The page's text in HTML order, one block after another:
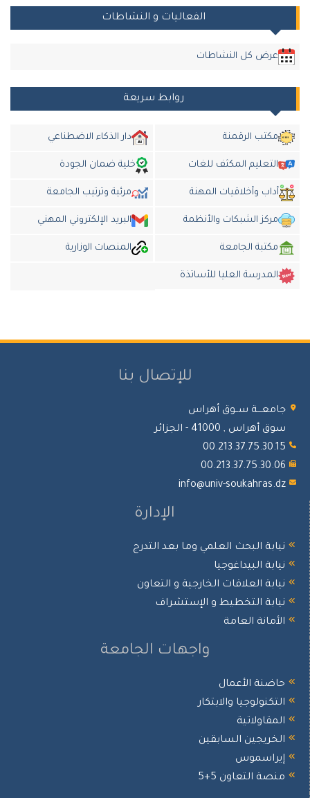
الفعاليات و النشاطات
عرض كل النشاطات
روابط سريعة
مكتب الرقمنة دار الذكاء الاضطناعي
التعليم المكثف للغات خلية ضمان الجودة
أداب وأخلاقيات المهنة مرئية وترتيب الجامعة
مركز الشبكات والأنظمة البريد الإلكتروني المهني
مكتبة الجامعة المنصات الوزارية
المدرسة العليا للأساتذة
للإتصال بنا
جامعـــة ســوق أهراس
سوق أهراس , 41000 - الجزائر
00.213.37.75.30.15
00.213.37.75.30.06
info@univ-soukahras.dz
الإدارة
نيابة البحث العلمي وما بعد التدرج
نيابة البيداغوجيا
نيابة العلاقات الخارجية و التعاون
نيابة التخطيط و الإستشراف
الأمانة العامة
واجهات الجامعة
حاضنة الأعمال
التكنولوجيا والابتكار
المقاولاتية
الخريجين السابقين
إيراسموس
منصة التعاون 5+5